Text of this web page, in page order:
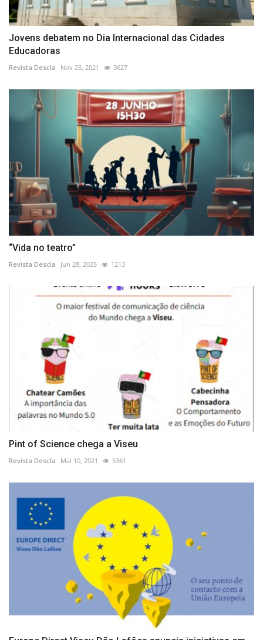
Jovens debatem no Dia Internacional das Cidades
Educadoras
Revista Descla Nov 25, 2021 3627
“Vida no teatro”
Revista Descla Jun 28, 2025 1213
Pint of Science chega a Viseu
Revista Descla Mai 10, 2021 5361